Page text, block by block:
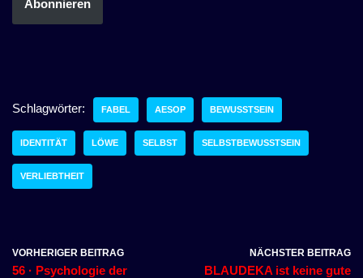
Abonnieren
Schlagwörter: FABEL AESOP BEWUSSTSEIN
IDENTITÄT LÖWE SELBST SELBSTBEWUSSTSEIN
VERLIEBTHEIT
VORHERIGER BEITRAG
56 · Psychologie der
NÄCHSTER BEITRAG
BLAUDEKA ist keine gute